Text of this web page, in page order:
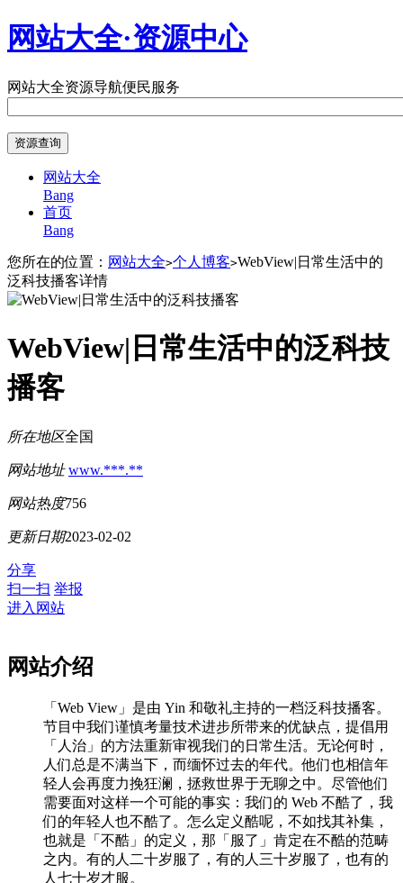
网站大全·资源中心
网站大全资源导航便民服务
网站大全
Bang
首页
Bang
您所在的位置： 网站大全>个人博客>WebView|日常生活中的
泛科技播客详情
WebView|日常生活中的泛科技
播客
所在地区全国
网站地址 www.***.**
网站热度756
更新日期2023-02-02
分享
扫一扫 举报
进入网站
网站介绍
「Web View」是由 Yin 和敬礼主持的一档泛科技播客。
节目中我们谨慎考量技术进步所带来的优缺点，提倡用
「人治」的方法重新审视我们的日常生活。无论何时，
人们总是不满当下，而缅怀过去的年代。他们也相信年
轻人会再度力挽狂澜，拯救世界于无聊之中。尽管他们
需要面对这样一个可能的事实：我们的 Web 不酷了，我
们的年轻人也不酷了。怎么定义酷呢，不如找其补集，
也就是「不酷」的定义，那「服了」肯定在不酷的范畴
之内。有的人二十岁服了，有的人三十岁服了，也有的
人七十岁才服。